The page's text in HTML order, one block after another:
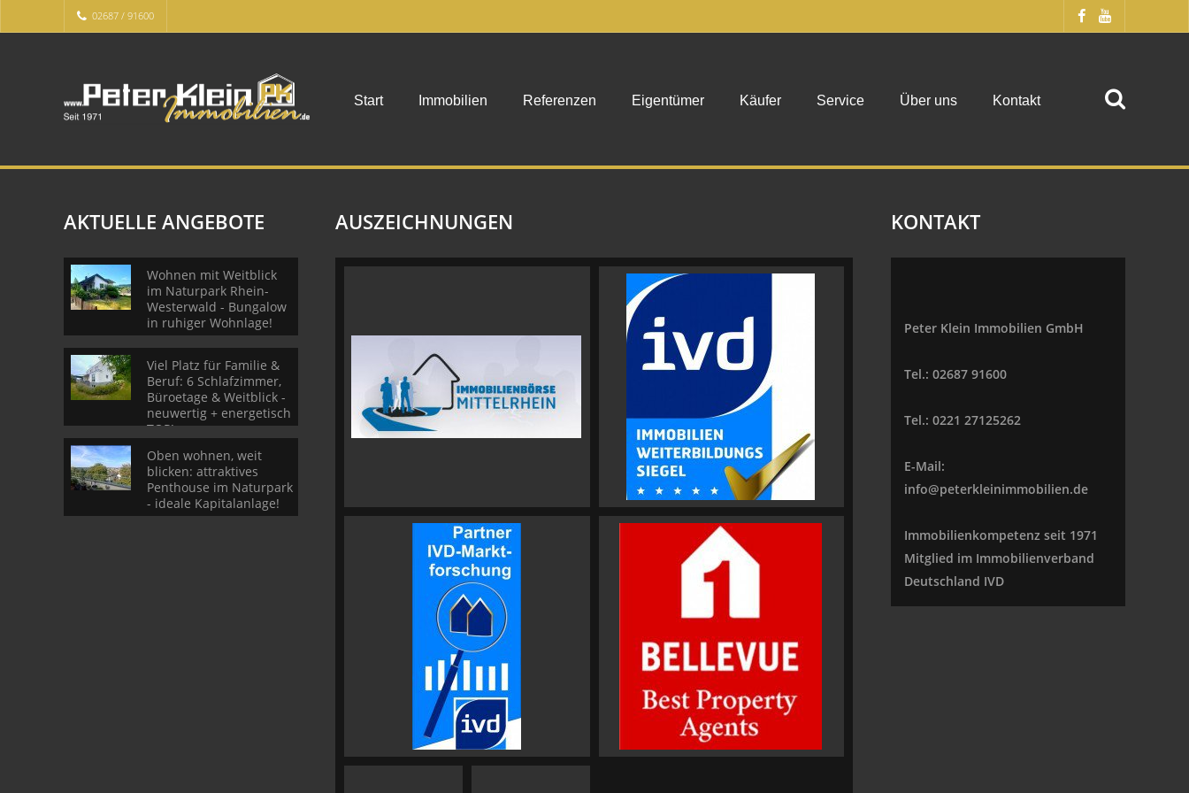
02687 / 91600
Start Immobilien Referenzen Eigentümer Käufer Service Über uns Kontakt
AKTUELLE ANGEBOTE
Wohnen mit Weitblick
im Naturpark Rhein-
Westerwald - Bungalow
in ruhiger Wohnlage!
Viel Platz für Familie &
Beruf: 6 Schlafzimmer,
Büroetage & Weitblick -
neuwertig + energetisch
TOP!
Oben wohnen, weit
blicken: attraktives
Penthouse im Naturpark
- ideale Kapitalanlage!
AUSZEICHNUNGEN KONTAKT
Peter Klein Immobilien GmbH
Tel.: 02687 91600
Tel.: 0221 27125262
E-Mail:
info@peterkleinimmobilien.de
Immobilienkompetenz seit 1971
Mitglied im Immobilienverband
Deutschland IVD